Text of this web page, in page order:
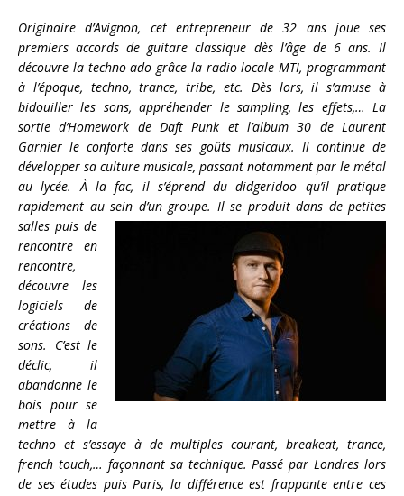
Originaire d’Avignon, cet entrepreneur de 32 ans joue ses
premiers accords de guitare classique dès l’âge de 6 ans. Il
découvre la techno ado grâce la radio locale MTI, programmant
à l’époque, techno, trance, tribe, etc. Dès lors, il s’amuse à
bidouiller les sons, appréhender le sampling, les effets,… La
sortie d’Homework de Daft Punk et l’album 30 de Laurent
Garnier le conforte dans ses goûts musicaux. Il continue de
développer sa culture musicale, passant notamment par le métal
au lycée. À la fac, il s’éprend du didgeridoo qu’il pratique
rapidement au sein d’un groupe. Il se produit dans de petites
salles puis de
rencontre en
rencontre,
découvre les
logiciels de
créations de
sons. C’est le
déclic, il
abandonne le
bois pour se
mettre à la
techno et s’essaye à de multiples courant, breakeat, trance,
french touch,… façonnant sa technique. Passé par Londres lors
de ses études puis Paris, la différence est frappante entre ces